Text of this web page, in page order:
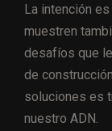
La intención
muestren
desafíos que
de
soluciones es
nuestro ADN.